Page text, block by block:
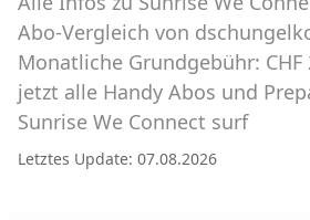
Abos für Tablets, Hotspots
Watches
Tarifrechner Handy-
Der gute alte Tarifrechner
Abo-Vergleich von
Monatliche Grundgebühr: CHF
jetzt alle Handy Abos und
Sunrise We Connect surf
Letztes Update: 07.08.2026